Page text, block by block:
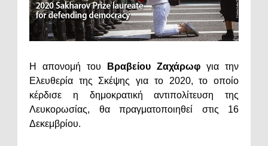
Η απονομή του Βραβείου Ζαχάρωφ για την
Ελευθερία της Σκέψης για το 2020, το οποίο
κέρδισε η δημοκρατική αντιπολίτευση της
Λευκορωσίας, θα πραγματοποιηθεί στις 16
Δεκεμβρίου.